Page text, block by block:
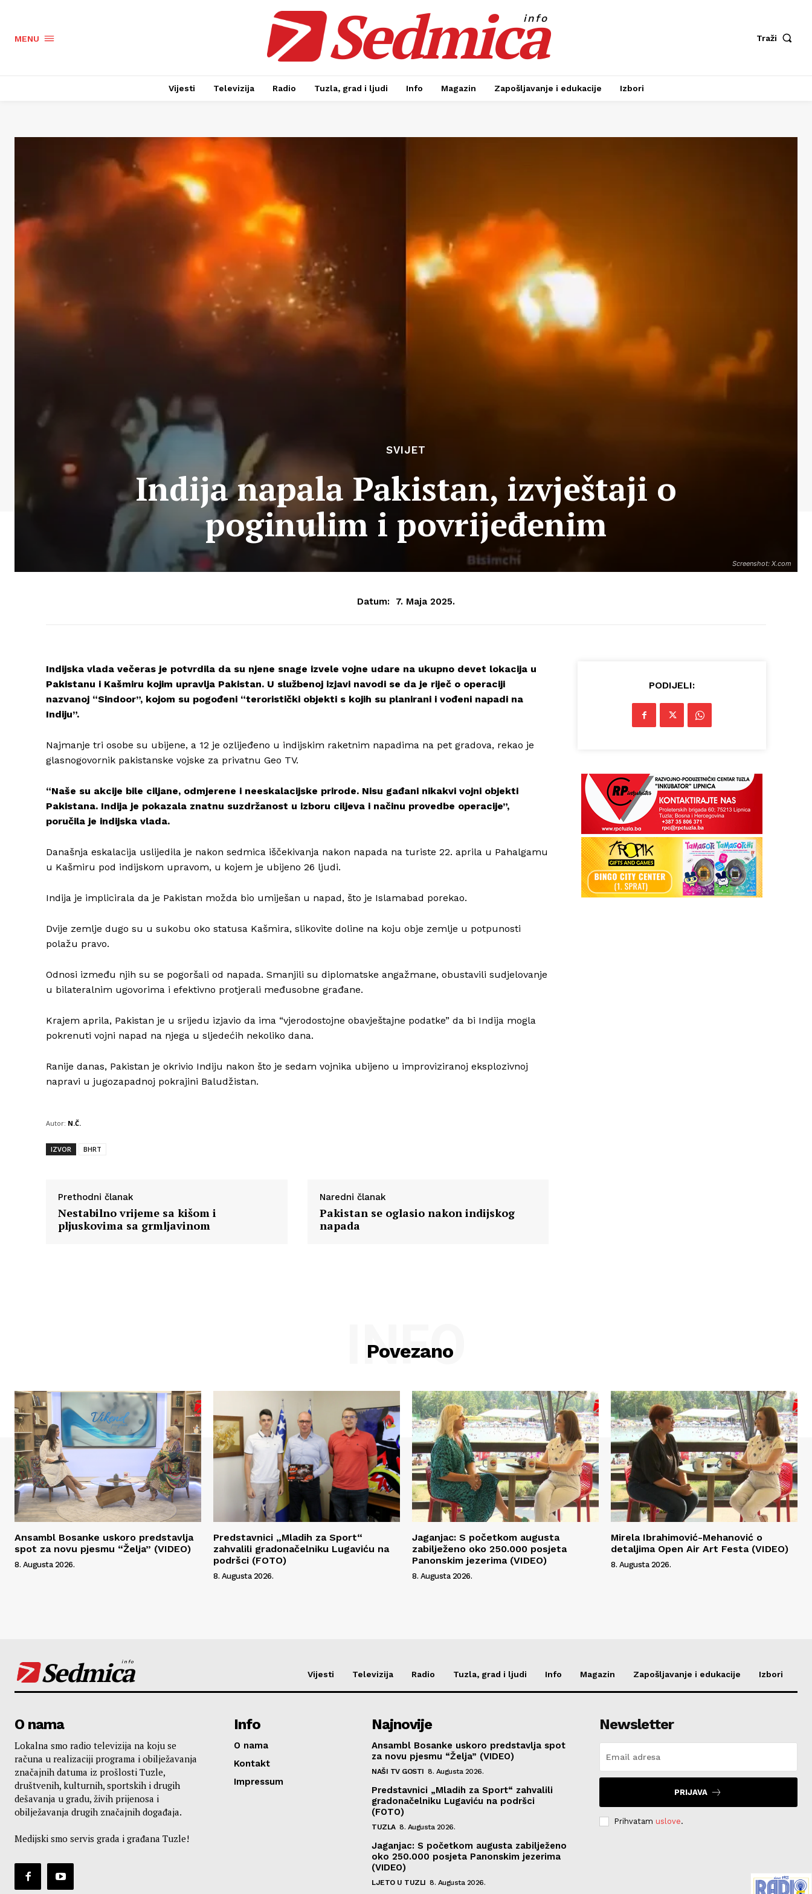
O nama
MENU Sedmica
info
Traži
Vijesti Televizija Radio Tuzla, grad i ljudi Info Magazin Zapošljavanje i edukacije Izbori
Screenshot: X.com
SVIJET
Indija napala Pakistan, izvještaji o
poginulim i povrijeđenim
Datum: 7. Maja 2025.
Indijska vlada večeras je potvrdila da su njene snage izvele vojne udare na ukupno devet lokacija u
Pakistanu i Kašmiru kojim upravlja Pakistan. U službenoj izjavi navodi se da je riječ o operaciji
nazvanoj “Sindoor”, kojom su pogođeni “teroristički objekti s kojih su planirani i vođeni napadi na
Indiju”.
Najmanje tri osobe su ubijene, a 12 je ozlijeđeno u indijskim raketnim napadima na pet gradova, rekao je
glasnogovornik pakistanske vojske za privatnu Geo TV.
“Naše su akcije bile ciljane, odmjerene i neeskalacijske prirode. Nisu gađani nikakvi vojni objekti
Pakistana. Indija je pokazala znatnu suzdržanost u izboru ciljeva i načinu provedbe operacije”,
poručila je indijska vlada.
Današnja eskalacija uslijedila je nakon sedmica iščekivanja nakon napada na turiste 22. aprila u Pahalgamu
u Kašmiru pod indijskom upravom, u kojem je ubijeno 26 ljudi.
Indija je implicirala da je Pakistan možda bio umiješan u napad, što je Islamabad porekao.
Dvije zemlje dugo su u sukobu oko statusa Kašmira, slikovite doline na koju obje zemlje u potpunosti
polažu pravo.
Odnosi između njih su se pogoršali od napada. Smanjili su diplomatske angažmane, obustavili sudjelovanje
u bilateralnim ugovorima i efektivno protjerali međusobne građane.
Krajem aprila, Pakistan je u srijedu izjavio da ima “vjerodostojne obavještajne podatke” da bi Indija mogla
pokrenuti vojni napad na njega u sljedećih nekoliko dana.
Ranije danas, Pakistan je okrivio Indiju nakon što je sedam vojnika ubijeno u improviziranoj eksplozivnoj
napravi u jugozapadnoj pokrajini Baludžistan.
Autor: N.Č.
IZVOR BHRT
Prethodni članak
Nestabilno vrijeme sa kišom i
pljuskovima sa grmljavinom
Naredni članak
Pakistan se oglasio nakon indijskog
napada
PODIJELI:
Povezano
INFO
Ansambl Bosanke uskoro predstavlja
spot za novu pjesmu “Želja” (VIDEO)
8. Augusta 2026.
Predstavnici „Mladih za Sport“
zahvalili gradonačelniku Lugaviću na
podršci (FOTO)
8. Augusta 2026.
Jaganjac: S početkom augusta
zabilježeno oko 250.000 posjeta
Panonskim jezerima (VIDEO)
8. Augusta 2026.
Mirela Ibrahimović-Mehanović o
detaljima Open Air Art Festa (VIDEO)
8. Augusta 2026.
Sedmica
info
Vijesti Televizija Radio Tuzla, grad i ljudi Info Magazin Zapošljavanje i edukacije Izbori
O nama
Lokalna smo radio televizija na koju se
računa u realizaciji programa i obilježavanja
značajnih datuma iz prošlosti Tuzle,
društvenih, kulturnih, sportskih i drugih
dešavanja u gradu, živih prijenosa i
obilježavanja drugih značajnih događaja.
Medijski smo servis grada i građana Tuzle!
Info
O nama
Kontakt
Impressum
Najnovije
Ansambl Bosanke uskoro predstavlja spot
za novu pjesmu “Želja” (VIDEO)
NAŠI TV GOSTI 8. Augusta 2026.
Predstavnici „Mladih za Sport“ zahvalili
gradonačelniku Lugaviću na podršci
(FOTO)
TUZLA 8. Augusta 2026.
Jaganjac: S početkom augusta zabilježeno
oko 250.000 posjeta Panonskim jezerima
(VIDEO)
LJETO U TUZLI 8. Augusta 2026.
Newsletter
PRIJAVA
Prihvatam uslove.